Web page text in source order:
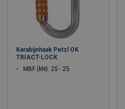
Karabijnhaak Petzl OK
TRIACT-LOCK
MBF (kN): 25 - 25